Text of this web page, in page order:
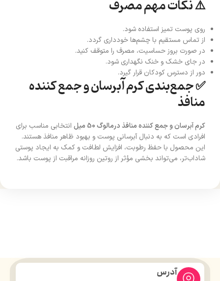
⚠️ نکات مهم مصرف
روی پوست تمیز استفاده شود.
از تماس مستقیم با چشم‌ها خودداری گردد.
در صورت بروز حساسیت، مصرف را متوقف کنید.
در جای خشک و خنک نگهداری شود.
دور از دسترس کودکان قرار گیرد.
✅ جمع‌بندی کرم آبرسان و جمع کننده
منافذ
کرم آبرسان و جمع کننده منافذ درمالوگ 50 میل
انتخابی مناسب برای
افرادی است که به دنبال آبرسانی پوست و بهبود ظاهر منافذ هستند.
این محصول با حفظ رطوبت، افزایش لطافت و کمک به ایجاد پوستی
شاداب‌تر، می‌تواند بخشی مؤثر از روتین روزانه مراقبت از پوست باشد.
آدرس